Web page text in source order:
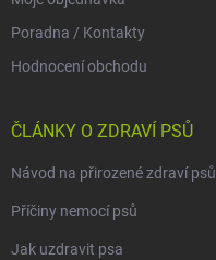
Poradna / Kontakty
Hodnocení obchodu
ČLÁNKY O ZDRAVÍ PSŮ
Návod na přirozené zdraví psů
Příčiny nemocí psů
Jak uzdravit psa